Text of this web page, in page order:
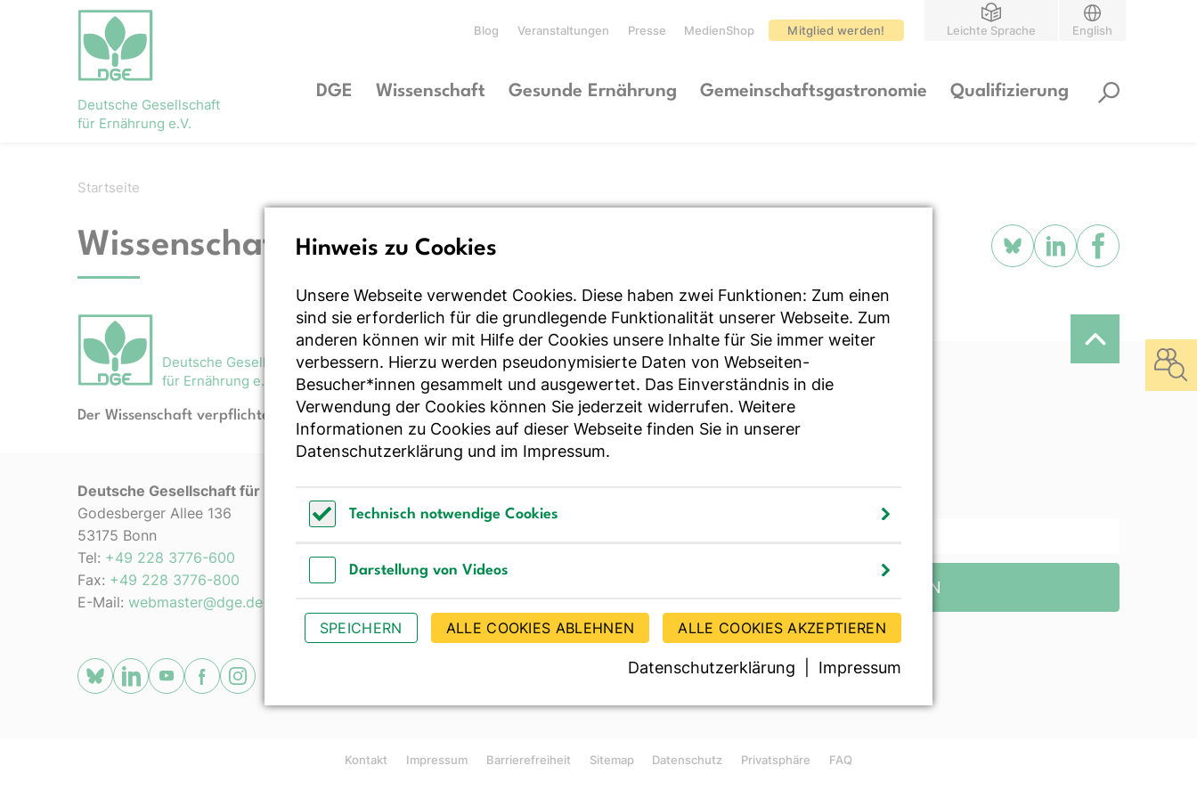
Deutsche Gesellschaft
für Ernährung e.V.
Blog Veranstaltungen Presse MedienShop Mitglied werden! Leichte Sprache English
DGE Wissenschaft Gesunde Ernährung Gemeinschaftsgastronomie Qualifizierung
Startseite
Wissenschaft
Deutsche Gesellschaft
für Ernährung e.V.
Der Wissenschaft verpflichtet - Ihre Partnerin für Essen und Trinken
Deutsche Gesellschaft für Ernährung e. V.
Godesberger Allee 136
53175 Bonn
Tel: +49 228 3776-600
Fax: +49 228 3776-800
E-Mail: webmaster@dge.de
[socialLinksTitle]
Instagram
JETZT ABONNIEREN
Kontakt Impressum Barrierefreiheit Sitemap Datenschutz Privatsphäre FAQ
Hinweis zu Cookies
Unsere Webseite verwendet Cookies. Diese haben zwei Funktionen: Zum einen
sind sie erforderlich für die grundlegende Funktionalität unserer Webseite. Zum
anderen können wir mit Hilfe der Cookies unsere Inhalte für Sie immer weiter
verbessern. Hierzu werden pseudonymisierte Daten von Webseiten-
Besucher*innen gesammelt und ausgewertet. Das Einverständnis in die
Verwendung der Cookies können Sie jederzeit widerrufen. Weitere
Informationen zu Cookies auf dieser Webseite finden Sie in unserer
Datenschutzerklärung und im Impressum.
Technisch notwendige Cookies
Darstellung von Videos
SPEICHERN
ALLE COOKIES ABLEHNEN ALLE COOKIES AKZEPTIEREN
Datenschutzerklärung Impressum